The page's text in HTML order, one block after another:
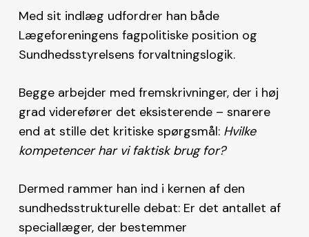
Med sit indlæg udfordrer han både
Lægeforeningens fagpolitiske position og
Sundhedsstyrelsens forvaltningslogik.
Begge arbejder med fremskrivninger, der i høj
grad viderefører det eksisterende – snarere
end at stille det kritiske spørgsmål: Hvilke
kompetencer har vi faktisk brug for?
Dermed rammer han ind i kernen af den
sundhedsstrukturelle debat: Er det antallet af
speciallæger, der bestemmer